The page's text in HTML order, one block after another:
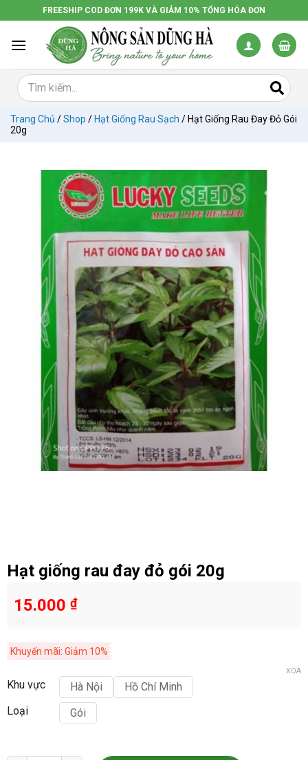
đến
dung
FREESHIP COD ĐƠN 199K VÀ GIẢM 10% TỔNG HÓA ĐƠN
Trang Chủ /Shop / Hạt Giống Rau Sạch / Hạt Giống Rau Đay Đỏ Gói
20g
Hạt giống rau đay đỏ gói 20g
15.000 ₫
Khuyến mãi: Giảm 10%
Khu vực Hà Nội
Hồ Chí Minh
Loại
Gói
XÓA